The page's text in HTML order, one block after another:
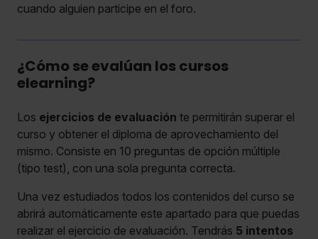
cuando alguien participe en el foro.
¿Cómo se evalúan los cursos
elearning?
Los ejercicios de evaluación te permitirán superar el
curso y obtener el diploma de aprovechamiento del
mismo. Consiste en 10 preguntas de opción múltiple
(tipo test), con una sola pregunta correcta.
Una vez estudiados todos los contenidos del curso se
abrirá automáticamente este apartado para que puedas
realizar el ejercicio de evaluación. Tendrás 5 intentos